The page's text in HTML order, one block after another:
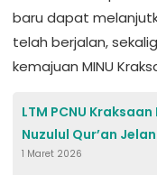
baru dapat
telah berjalan,
kemajuan MINU
LTM PCNU
Nuzulul Qur’an
1 Maret 2026